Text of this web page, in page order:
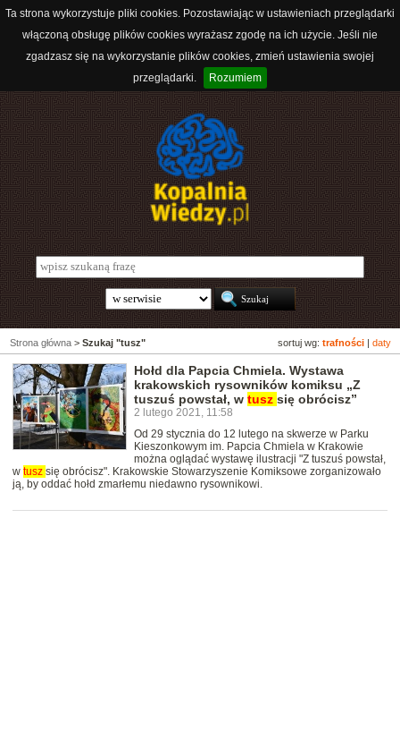
Ta strona wykorzystuje pliki cookies. Pozostawiając w ustawieniach przeglądarki
włączoną obsługę plików cookies wyrażasz zgodę na ich użycie. Jeśli nie
zgadzasz się na wykorzystanie plików cookies, zmień ustawienia swojej
przeglądarki.
Rozumiem
sortuj wg: trafności daty
Strona główna > Szukaj "tusz"
Hołd dla Papcia Chmiela. Wystawa
krakowskich rysowników komiksu „Z
tuszuś powstał, w tusz się obrócisz”
2 lutego 2021, 11:58
Od 29 stycznia do 12 lutego na skwerze w Parku
Kieszonkowym im. Papcia Chmiela w Krakowie
można oglądać wystawę ilustracji "Z tuszuś powstał,
w tusz się obrócisz". Krakowskie Stowarzyszenie Komiksowe zorganizowało
ją, by oddać hołd zmarłemu niedawno rysownikowi.